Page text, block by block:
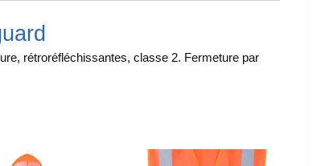
rétroréfléchissantes, classe 2. Fermeture par